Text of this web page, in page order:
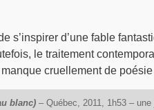
s’inspirer d’une fable
le traitement
cruellement de
blanc)– Québec, 2011, 1h53 – une